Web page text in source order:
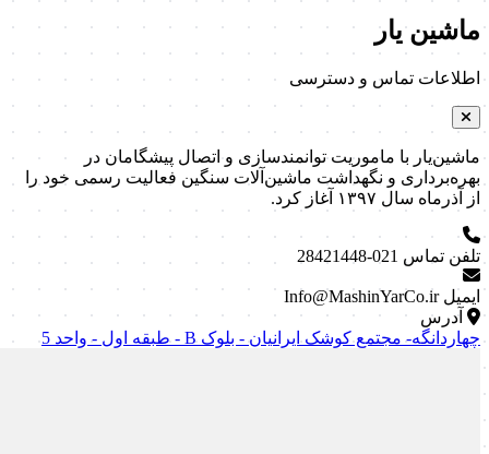
ماشین یار
اطلاعات تماس و دسترسی
ماشین‌یار با ماموریت توانمندسازی و اتصال پیشگامان در
بهره‌برداری و نگهداشت ماشین‌آلات سنگین فعالیت رسمی خود را
از آذرماه سال ۱۳۹۷ آغاز کرد.
تلفن تماس 021-28421448
ایمیل Info@MashinYarCo.ir
آدرس
چهاردانگه- مجتمع کوشک ایرانیان - بلوک B - طبقه اول - واحد 5